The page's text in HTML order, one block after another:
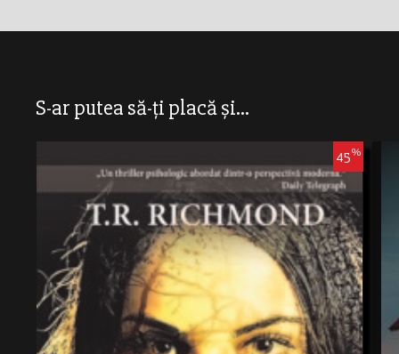
S-ar putea să-ți placă și...
45%